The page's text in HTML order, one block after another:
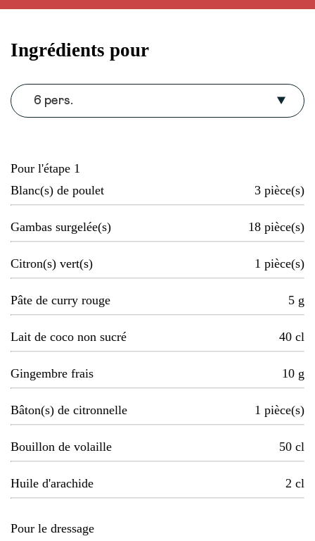
Ingrédients pour
6 pers.
Pour l'étape 1
Blanc(s) de poulet
3 pièce(s)
Gambas surgelée(s) 18 pièce(s)
Citron(s) vert(s) 1 pièce(s)
Pâte de curry rouge 5 g
Lait de coco non sucré 40 cl
Gingembre frais 10 g
Bâton(s) de citronnelle 1 pièce(s)
Bouillon de volaille 50 cl
Huile d'arachide 2 cl
Pour le dressage